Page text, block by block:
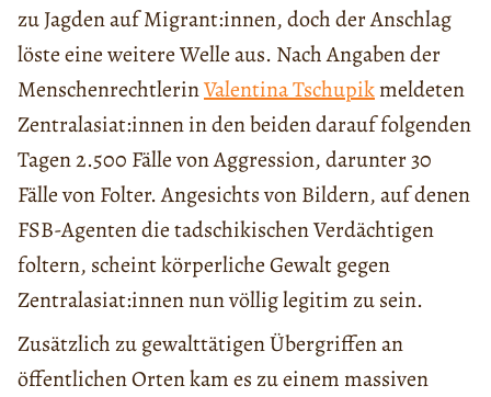
zu Jagden auf Migrant:innen, doch der Anschlag
löste eine weitere Welle aus. Nach Angaben der
MenschenrechtlerinValentina Tschupikmeldeten
Zentralasiat:innen in den beiden darauf folgenden
Tagen 2.500 Fälle von Aggression, darunter 30
Fälle von Folter. Angesichts von Bildern, auf denen
FSB-Agenten die tadschikischen Verdächtigen
foltern, scheint körperliche Gewalt gegen
Zentralasiat:innen nun völlig legitim zu sein.
Zusätzlich zu gewalttätigen Übergriffen an
öffentlichen Orten kam es zu einem massiven